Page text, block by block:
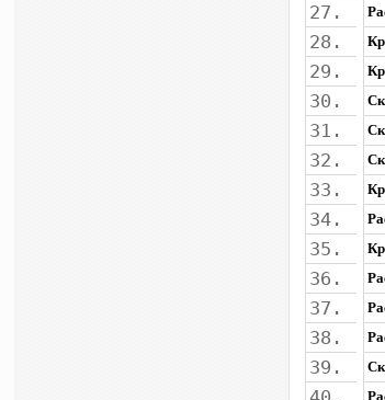
27.
28.
29.
30.
31.
32.
33.
34.
35.
36.
37.
38.
39.